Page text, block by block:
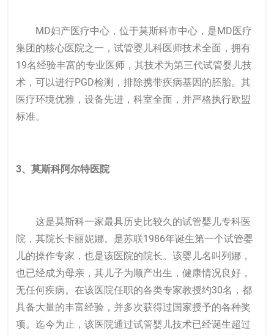
MD妇产医疗中心，位于莫斯科市中心，是MD医疗
集团的核心医院之一，试管婴儿科医师技术全面，拥有
19名经验丰富的专业医师，其技术为第三代试管婴儿技
术，可以进行PGD检测，排除携带疾病基因的胚胎。其
医疗环境优雅，设备先进，科室全面，并严格执行欧盟
标准。
3、莫斯科阿尔特医院
这是莫斯科一家最具历史比较久的试管婴儿专科医
院，其院长卡丽妮娜。是苏联1986年诞生第一个试管婴
儿的操作专家，也是该医院的院长。该婴儿名叫列娜，
也已经成为母亲，其儿子为顺产出生，健康情况良好，
无任何疾病。在该医院任职的各类专家教授约30名，都
具备大量的丰富经验，并多次获得过国家授予的各种奖
项。迄今为止，该医院通过试管婴儿技术已经诞生超过